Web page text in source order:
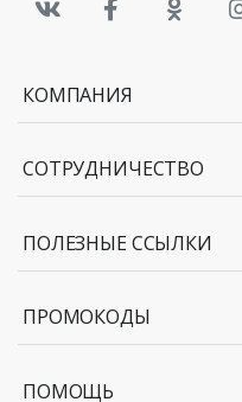
КОМПАНИЯ
СОТРУДНИЧЕСТВО
ПОЛЕЗНЫЕ ССЫЛКИ
ПРОМОКОДЫ
ПОМОЩЬ